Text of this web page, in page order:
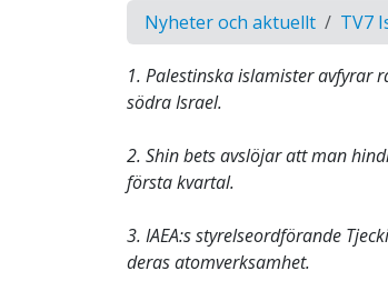
Nyheter och aktuellt TV7
1. Palestinska islamister avfyrar
södra Israel.
2. Shin bets avslöjar att man
första kvartal.
3. IAEA:s styrelseordförande
deras atomverksamhet.